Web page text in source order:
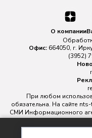
О компании
Офис: 664050, г.
(3952)
При любом
обязательна. На сайте
СМИ Информационного
№ ФС 77 - 88763
надзору в сфере связи,